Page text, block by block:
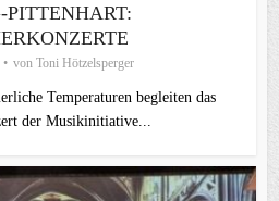
PITTENHART:
von Toni Hötzelsperger
Temperaturen begleiten das
der Musikinitiative...